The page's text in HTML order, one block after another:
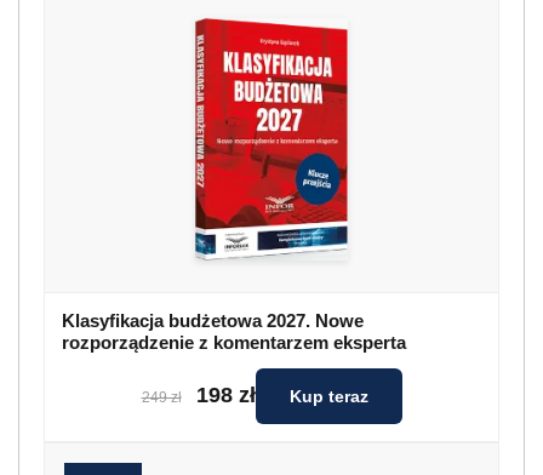
Klasyfikacja budżetowa 2027. Nowe
rozporządzenie z komentarzem eksperta
249 zł 198 zł Kup teraz